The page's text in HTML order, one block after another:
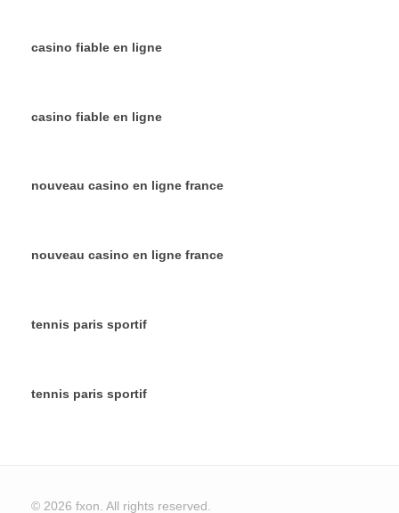
casino fiable en ligne
casino fiable en ligne
nouveau casino en ligne france
nouveau casino en ligne france
tennis paris sportif
tennis paris sportif
© 2026 fxon. All rights reserved.